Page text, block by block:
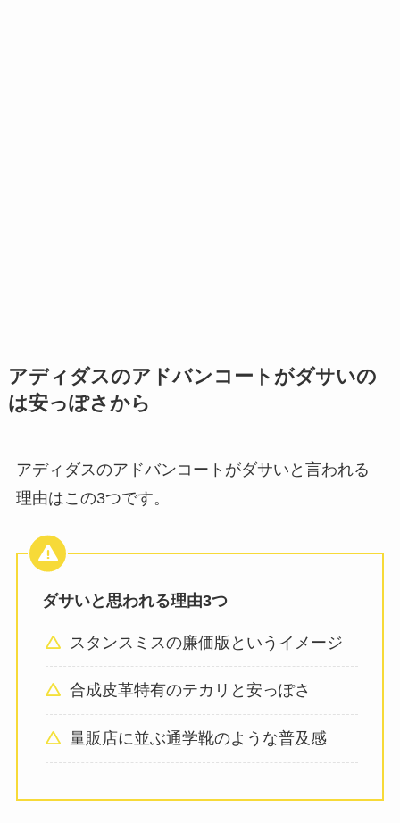
アディダスのアドバンコートがダサいの
は安っぽさから
アディダスのアドバンコートがダサいと言われる
理由はこの3つです。
ダサいと思われる理由3つ
スタンスミスの廉価版というイメージ
合成皮革特有のテカリと安っぽさ
量販店に並ぶ通学靴のような普及感